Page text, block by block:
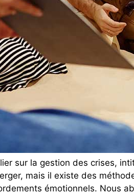
sur la gestion des crises,
mais il existe des
émotionnels. Nous